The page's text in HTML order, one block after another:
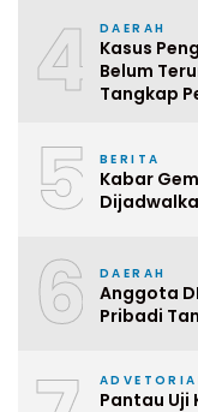
4 DAERAH
Kasus
Belum
Tangkap
5 BERITA
Kabar
6 DAERAH
Anggota
Pribadi
Pantau Uji